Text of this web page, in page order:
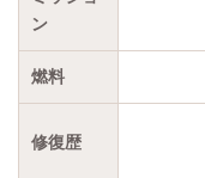
ン
燃料
修復歴